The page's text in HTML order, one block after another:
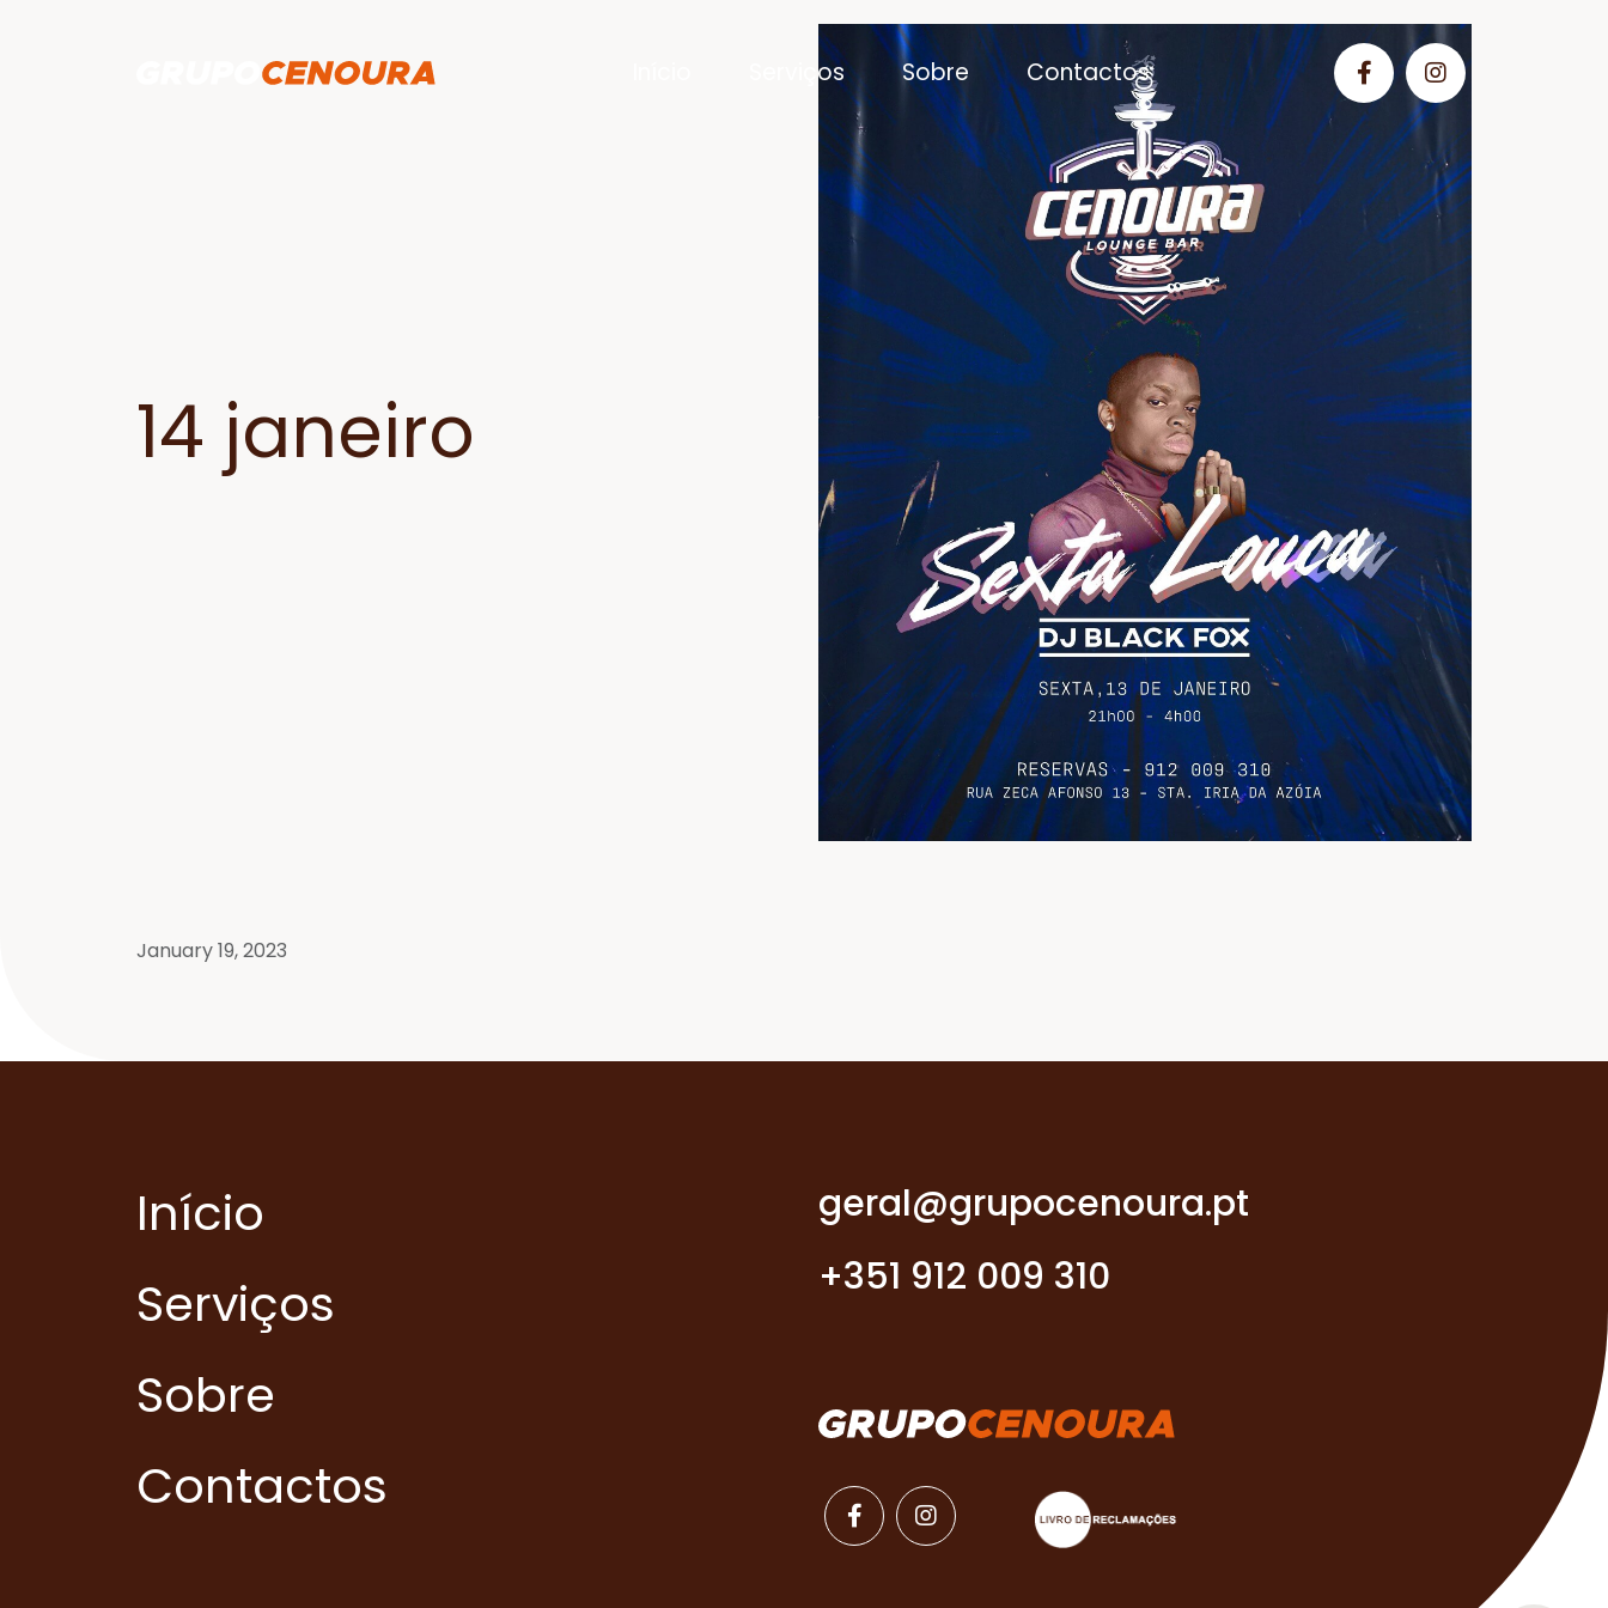
Serviços Sobre Contactos
14 janeiro
January 19, 2023
Início
Serviços
Sobre
Contactos
geral@grupocenoura.pt
+351 912 009 310